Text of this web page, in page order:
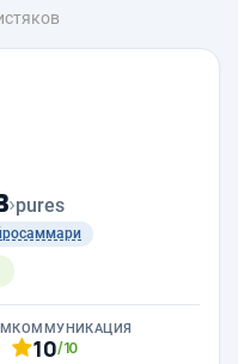
›pures
КОММУНИКАЦИЯ
10/10